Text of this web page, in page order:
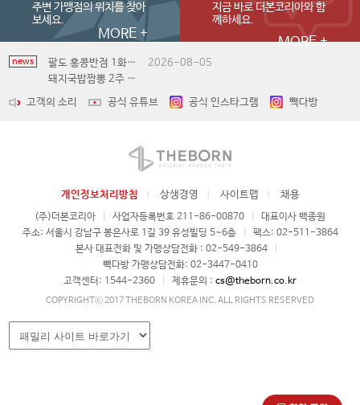
주변 가맹점의 위치를 찾아
보세요.
MORE +
지금 바로 더본코리아와 함
께하세요.
MORE +
news
팔도 홍콩반점 1화 부산편
돼지국밥짬뽕 2주 한정 전국 판매 (8/6 ~ 8/19)
2026-08-05
고객의 소리 공식 유튜브 공식 인스타그램 빽다방
개인정보처리방침 상생경영 사이트맵 채용
(주)더본코리아 사업자등록번호 211-86-00870
대표이사 백종원
주소: 서울시 강남구 봉은사로 1길 39 유성빌딩 5~6층
팩스: 02-511-3864
본사 대표전화 및 가맹상담전화 : 02-549-3864
빽다방 가맹상담전화: 02-3447-0410
고객센터: 1544-2360
제휴문의 : cs@theborn.co.kr
COPYRIGHTⓒ 2017 THEBORN KOREA INC. ALL RIGHTS RESERVED